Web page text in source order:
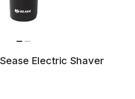
Electric Shaver